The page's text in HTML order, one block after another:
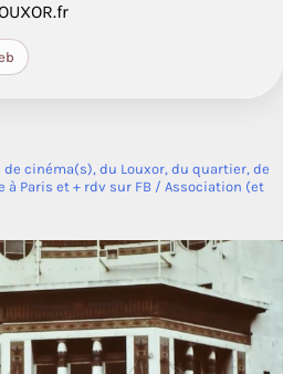
cinéma(s), du Louxor, du quartier, de
Paris et + rdv sur FB / Association (et